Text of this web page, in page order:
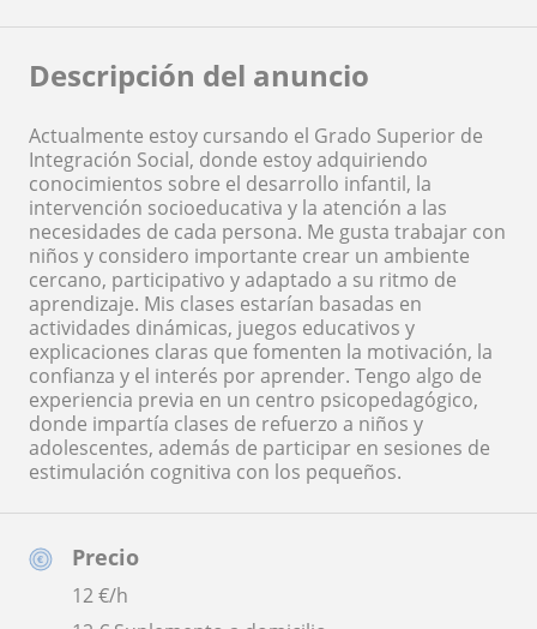
Precio
12€/h
Descripción del anuncio
Actualmente estoy cursando el Grado Superior de
Integración Social, donde estoy adquiriendo
conocimientos sobre el desarrollo infantil, la
intervención socioeducativa y la atención a las
necesidades de cada persona. Me gusta trabajar con
niños y considero importante crear un ambiente
cercano, participativo y adaptado a su ritmo de
aprendizaje. Mis clases estarían basadas en
actividades dinámicas, juegos educativos y
explicaciones claras que fomenten la motivación, la
confianza y el interés por aprender. Tengo algo de
experiencia previa en un centro psicopedagógico,
donde impartía clases de refuerzo a niños y
adolescentes, además de participar en sesiones de
estimulación cognitiva con los pequeños.